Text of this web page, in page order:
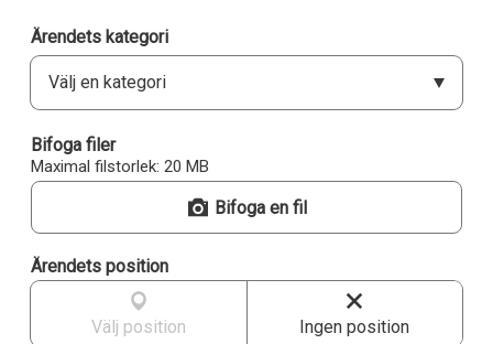
Ärendets kategori
Välj en kategori
Bifoga filer
Maximal filstorlek: 20 MB
Bifoga en fil
Ärendets position
Välj position Ingen position